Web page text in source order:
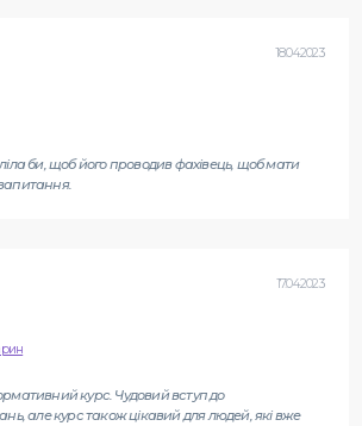
18.04.2023
би, щоб його проводив фахівець, щоб мати
17.04.2023
курс. Чудовий вступ до
але курс також цікавий для людей, які вже